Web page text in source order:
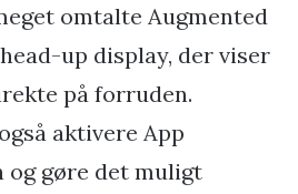
omtalte Augmented
up display, der viser
på forruden.
aktivere App
gøre det muligt